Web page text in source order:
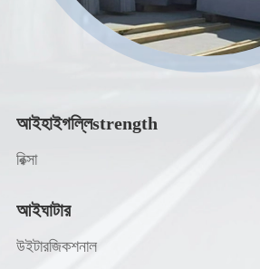
আইহাইগল্লিstrength
রিক্সা
আইঘাটার
উইটারজিকশনাল